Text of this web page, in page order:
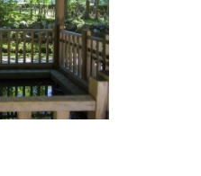
e
x
t